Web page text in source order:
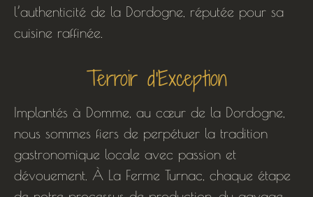
l’authenticité de la Dordogne, réputée pour sa
cuisine raffinée.
Terroir d'Exception
Implantés à Domme, au cœur de la Dordogne,
nous sommes fiers de perpétuer la tradition
gastronomique locale avec passion et
dévouement. À La Ferme Turnac, chaque étape